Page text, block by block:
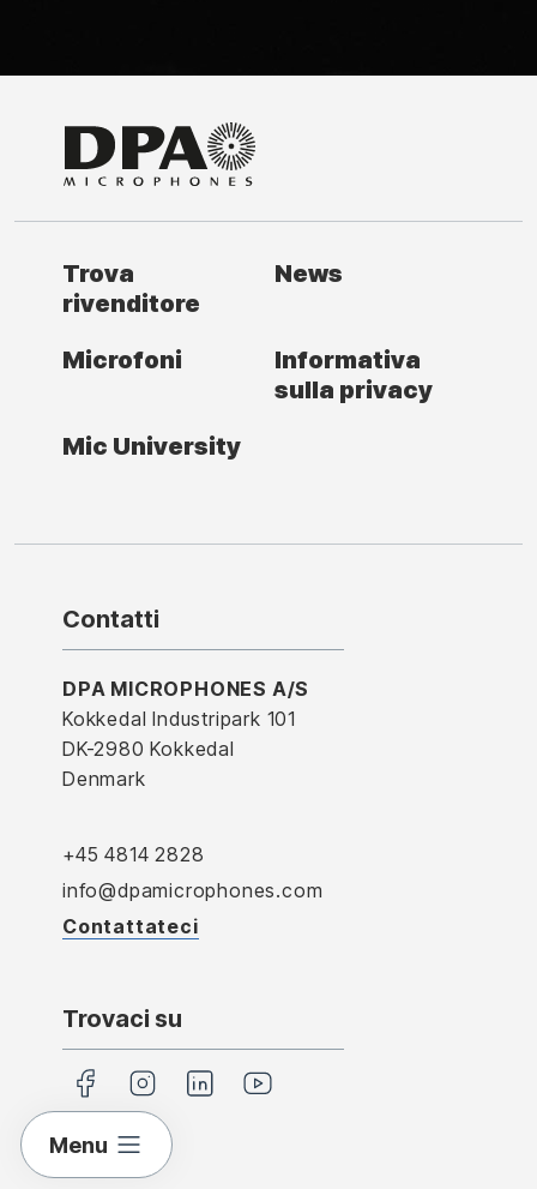
Menu
Trova
rivenditore
News
Microfoni
Informativa
sulla privacy
Mic University
Contatti
DPA MICROPHONES A/S
Kokkedal Industripark 101
DK-2980 Kokkedal
Denmark
+45 4814 2828
info@dpamicrophones.com
Contattateci
Trovaci su